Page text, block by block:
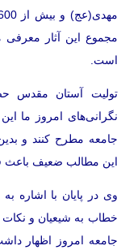
مجموع این آثار
است.
تولیت آستان مقدس
نگرانی‌های امروز ما
جامعه مطرح کنند و
این مطالب ضعیف باعث
وی در پایان با اشاره
خطاب به شیعیان و نکات
جامعه امروز اظهار